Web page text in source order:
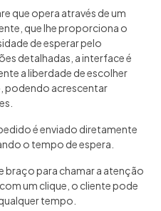
que opera através de um
que lhe proporciona o
de esperar pelo
detalhadas, a interface é
a liberdade de escolher
podendo acrescentar
é enviado diretamente
o tempo de espera.
braço para chamar a atenção
um clique, o cliente pode
tempo.